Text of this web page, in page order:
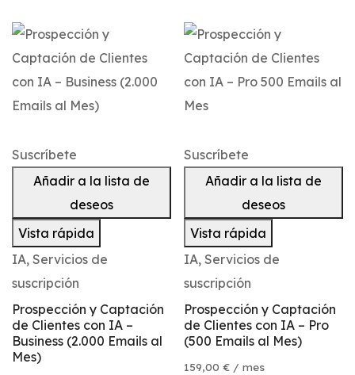
Suscríbete
Añadir a la lista de
deseos
Vista rápida
IA, Servicios de
suscripción
Prospección y Captación
de Clientes con IA –
Business (2.000 Emails al
Mes)
Suscríbete
Añadir a la lista de
deseos
Vista rápida
IA,Servicios de
suscripción
Prospección y Captación
de Clientes con IA – Pro
(500 Emails al Mes)
159,00€ / mes